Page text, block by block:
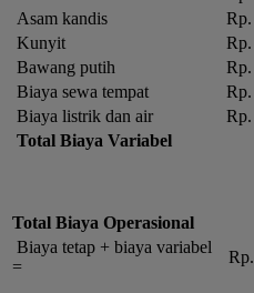
Asam kandis
Rp.
Kunyit
Rp.
Bawang putih
Rp.
Biaya sewa tempat
Rp.
Biaya listrik dan air
Rp.
Total Biaya Variabel
Total Biaya Operasional
Biaya tetap + biaya variabel
=
Rp.